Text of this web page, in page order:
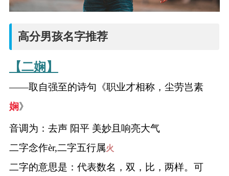
高分男孩名字推荐
【二娴】
——取自强至的诗句《职业才相称，尘劳岂素
娴》
音调为：去声 阳平 美妙且响亮大气
二字念作èr,二字五行属火
二字的意思是：代表数名，双，比，两样。可